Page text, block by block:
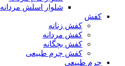
شلوار اسلش مردانه
کفش
کفش زنانه
کفش مردانه
کفش بچگانه
کفش چرم طبیعی
چرم طبیعی